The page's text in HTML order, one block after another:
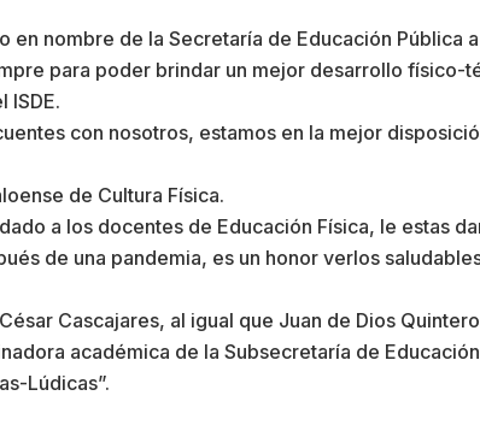
en nombre de la Secretaría de Educación Pública
para poder brindar un mejor desarrollo físico-
ISDE.
con nosotros, estamos en la mejor
de Cultura Física.
a los docentes de Educación Física, le estas
de una pandemia, es un honor verlos
Cascajares, al igual que Juan de Dios
académica de la Subsecretaría de
Lúdicas”.